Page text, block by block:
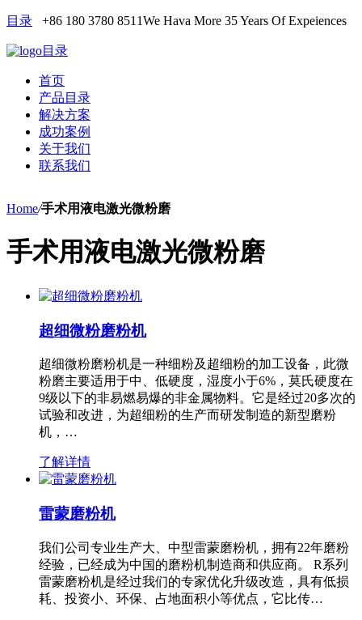
目录 +86 180 3780 8511We Hava More 35 Years Of Expeiences
目录
首页
产品目录
解决方案
成功案例
关于我们
联系我们
Home/手术用液电激光微粉磨
手术用液电激光微粉磨
超细微粉磨粉机
超细微粉磨粉机是一种细粉及超细粉的加工设备，此微
粉磨主要适用于中、低硬度，湿度小于6%，莫氏硬度在
9级以下的非易燃易爆的非金属物料。它是经过20多次的
试验和改进，为超细粉的生产而研发制造的新型磨粉
机，…
了解详情
雷蒙磨粉机
我们公司专业生产大、中型雷蒙磨粉机，拥有22年磨粉
经验，已经成为中国的磨粉机制造商和供应商。 R系列
雷蒙磨粉机是经过我们的专家优化升级改造，具有低损
耗、投资小、环保、占地面积小等优点，它比传…